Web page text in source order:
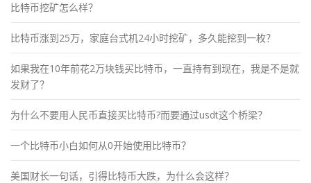
比特币挖矿怎么样？
比特币涨到25万，家庭台式机24小时挖矿，多久能挖到一枚？
如果我在10年前花2万块钱买比特币，一直持有到现在，我是不是就
发财了？
为什么不要用人民币直接买比特币?而要通过usdt这个桥梁？
一个比特币小白如何从0开始使用比特币？
美国财长一句话，引得比特币大跌，为什么会这样？